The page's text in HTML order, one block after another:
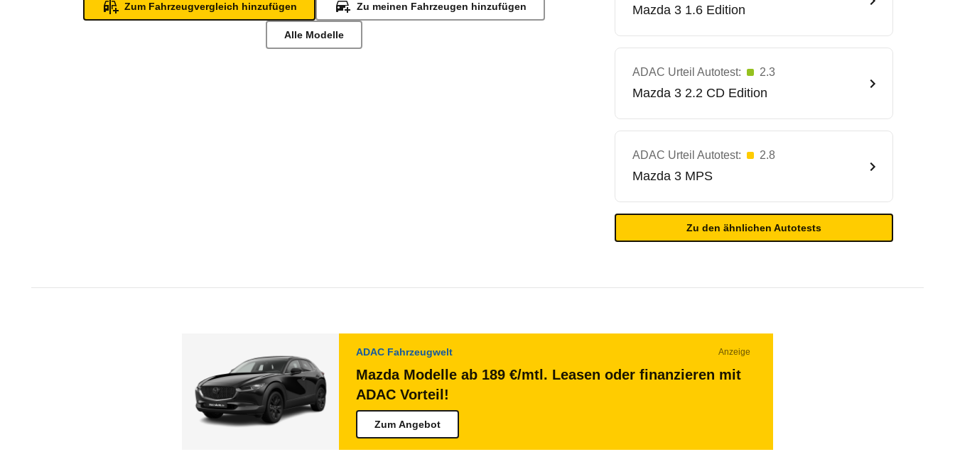
Zum Fahrzeugvergleich hinzufügen Zu meinen Fahrzeugen hinzufügen
Alle Modelle
Mazda 3 1.6 Edition
ADAC Urteil Autotest: 2.3
Mazda 3 2.2 CD Edition
ADAC Urteil Autotest: 2.8
Mazda 3 MPS
Zu den ähnlichen Autotests
ADAC Fahrzeugwelt Anzeige
Mazda Modelle ab 189 €/mtl. Leasen oder finanzieren mit
ADAC Vorteil!
Zum Angebot